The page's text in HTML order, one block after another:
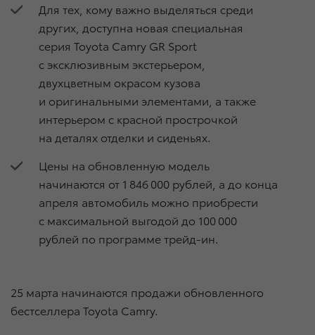
Для тех, кому важно выделяться среди
других, доступна новая специальная
серия Toyota Camry GR Sport
с эксклюзивным экстерьером,
двухцветным окрасом кузова
и оригинальными элементами, а также
интерьером с красной прострочкой
на деталях отделки и сиденьях.
Цены на обновленную модель
начинаются от 1 846 000 рублей, а до конца
апреля автомобиль можно приобрести
с максимальной выгодой до 100 000
рублей по программе трейд-ин.
25 марта начинаются продажи обновленного
бестселлера Toyota Camry.